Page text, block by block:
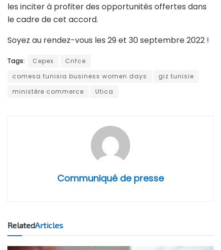
les inciter à profiter des opportunités offertes dans
le cadre de cet accord.
Soyez au rendez-vous les 29 et 30 septembre 2022 !
Tags: Cepex
Cnfce
comesa tunisia business women days
giz tunisie
ministère commerce
Utica
Communiqué de presse
RelatedArticles